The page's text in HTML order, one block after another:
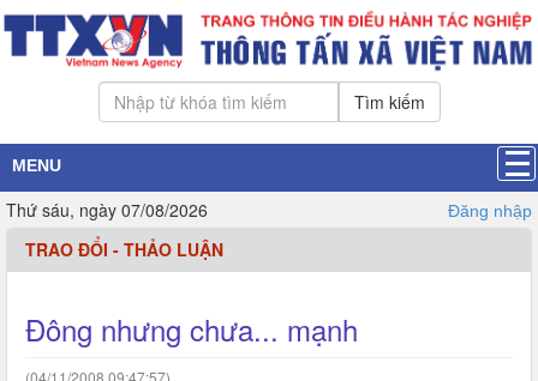
Tìm kiếm
MENU
Thứ sáu, ngày 07/08/2026 Đăng nhập
TRAO ĐỔI - THẢO LUẬN
Đông nhưng chưa... mạnh
(04/11/2008 09:47:57)